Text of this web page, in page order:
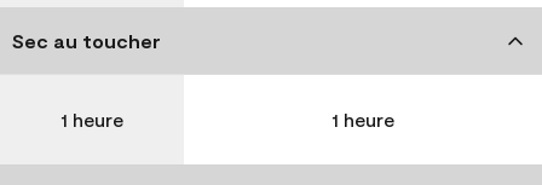
Sec au toucher
1 heure 1 heure